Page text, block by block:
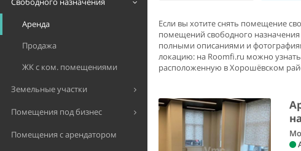
Аренда
Продажа
ЖК с ком. помещениями
Земельные участки
Помещения под бизнес
Помещения с арендатором
Если вы хотите снять помещение
помещений свободного
полными описаниями и
локацию: на Roomfi.ru можно
расположенную в Хорошёвском